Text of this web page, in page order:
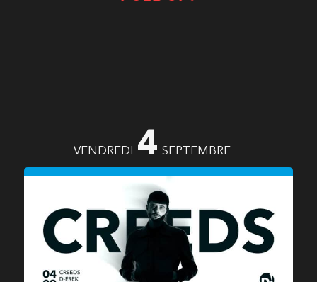
VENDREDI 4 SEPTEMBRE
CREEDS
(FR)
D-FREK